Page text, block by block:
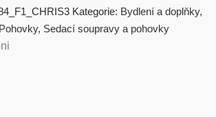
Kategorie: Bydlení a doplňky,
Pohovky, Sedací soupravy a pohovky